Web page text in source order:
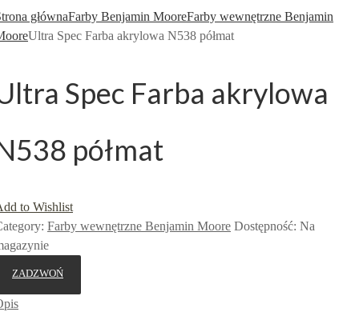
głównaFarby Benjamin MooreFarby wewnętrzne Benjamin
Ultra Spec Farba akrylowa N538 półmat
Spec Farba akrylowa
półmat
to Wishlist
Farby wewnętrzne Benjamin Moore Dostępność: Na
ZADZWOŃ